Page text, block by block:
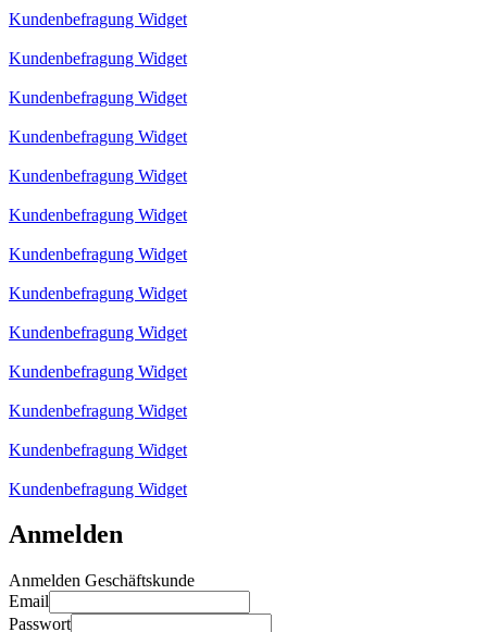
Kundenbefragung Widget
Kundenbefragung Widget
Kundenbefragung Widget
Kundenbefragung Widget
Kundenbefragung Widget
Kundenbefragung Widget
Kundenbefragung Widget
Kundenbefragung Widget
Kundenbefragung Widget
Kundenbefragung Widget
Kundenbefragung Widget
Kundenbefragung Widget
Kundenbefragung Widget
Anmelden
Anmelden Geschäftskunde
Email
Passwort